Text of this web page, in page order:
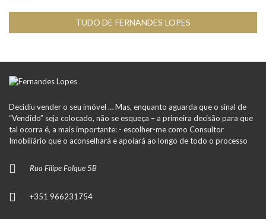
TUDO DE FERNANDES LOPES
Decidiu vender o seu imóvel … Mas, enquanto aguarda que o sinal de
“Vendido” seja colocado, não se esqueça – a primeira decisão para que
tal ocorra é, a mais importante: - escolher-me como Consultor
Imobiliário que o aconselhará e apoiará ao longo de todo o processo
Rua Filipe Folque 5B
+351 966231754